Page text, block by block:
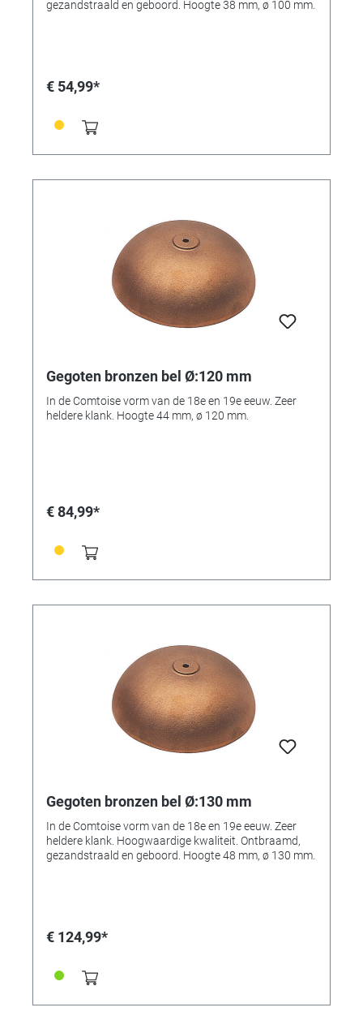
gezandstraald en geboord. Hoogte 38 mm, ø 100 mm.
€ 54,99*
Gegoten bronzen bel Ø:120 mm
In de Comtoise vorm van de 18e en 19e eeuw. Zeer
heldere klank. Hoogte 44 mm, ø 120 mm.
€ 84,99*
Gegoten bronzen bel Ø:130 mm
In de Comtoise vorm van de 18e en 19e eeuw. Zeer
heldere klank. Hoogwaardige kwaliteit. Ontbraamd,
gezandstraald en geboord. Hoogte 48 mm, ø 130 mm.
€ 124,99*